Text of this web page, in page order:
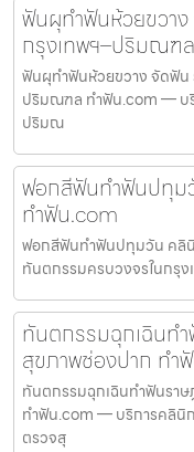
ฟันผุทำฟันห้วยขวา
กรุงเทพฯ–ปริมณฑ
ฟันผุทำฟันห้วยขวาง จัดฟัน
ปริมณฑล ทำฟัน.com — บ
ปริมณ
ฟอกสีฟันทำฟันปทุม
ทำฟัน.com
ฟอกสีฟันทำฟันปทุมวัน คลิ
ทันตกรรมครบวงจรในกรุ
ทันตกรรมฉุกเฉินท
สุขภาพช่องปาก ทำ
ทันตกรรมฉุกเฉินทำฟันรา
ทำฟัน.com — บริการคลินิ
ตรวจสุ